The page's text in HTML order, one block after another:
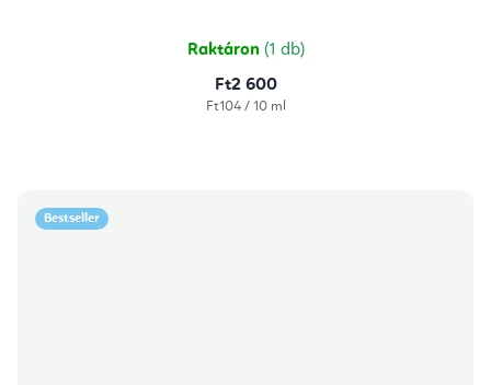
Raktáron (1 db)
Ft2 600
Egységár:
Ft104 / 10 ml
Bestseller